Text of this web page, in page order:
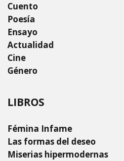
Cuento
Poesía
Ensayo
Actualidad
Cine
Género
LIBROS
Fémina Infame
Las formas del deseo
Miserias hipermodernas